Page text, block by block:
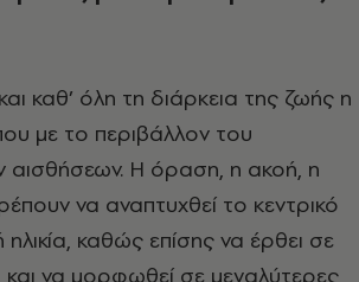
καθ’ όλη τη διάρκεια της ζωής η
με το περιβάλλον του
αισθήσεων. Η όραση, η ακοή, η
να αναπτυχθεί το κεντρικό
καθώς επίσης να έρθει σε
να μορφωθεί σε μεγαλύτερες